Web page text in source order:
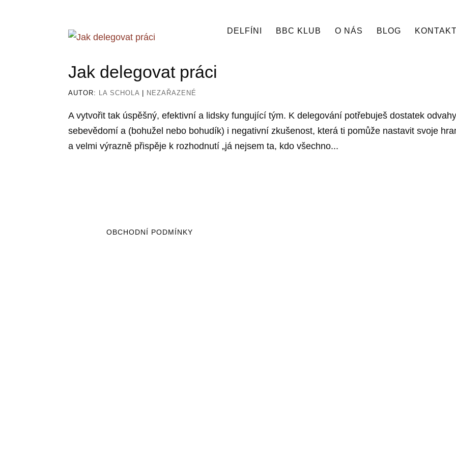
DELFÍNI BBC KLUB O NÁS BLOG KONTAKT
Jak delegovat práci
AUTOR: LA SCHOLA NEZAŘAZENÉ
A vytvořit tak úspěšný, efektivní a lidsky fungující tým. K delegování potřebuješ dostatek
sebevědomí a (bohužel nebo bohudík) i negativní zkušenost, která ti pomůže nastavit svoje
a velmi výrazně přispěje k rozhodnutí „já nejsem ta, kdo všechno...
OBCHODNÍ PODMÍNKY